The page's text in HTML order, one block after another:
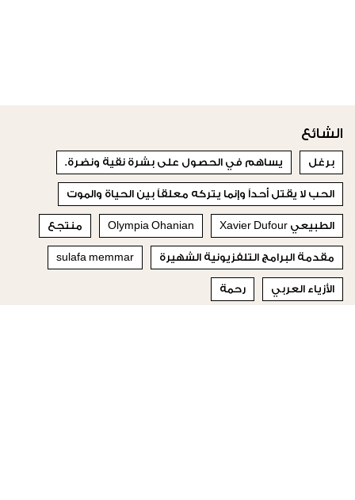
الشائع
برغل يساهم في الحصول على بشرة نقية ونضرة.
الحب لا يقتل أحداً وإنما يتركه معلقاً بين الحياة والموت
الطبيعي Xavier Dufour Olympia Ohanian منتجع
مقدمة البرامج التلفزيونية الشهيرة sulafa memmar
الأزياء العربي رحمة